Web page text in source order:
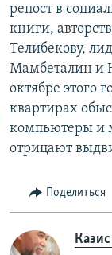
репост в
книги,
Телибекову,
Мамбеталин и
октябре этого
квартирах
компьютеры и
отрицают
Поделиться